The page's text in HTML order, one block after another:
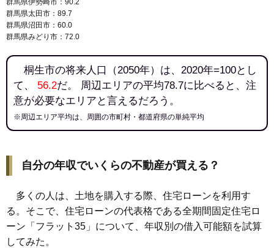
群馬県伊勢崎市：90.2
群馬県太田市：89.7
群馬県沼田市：60.0
群馬県みどり市：72.0
桐生市の将来人口（2050年）は、2020年=100とし
て、 56.2だ。 周辺エリアの平均78.7に比べると、注
意が必要なエリアと言えるだろう。
※周辺エリア平均は、周囲の市町村・都道府県の単純平均
自分の年収でいくらの不動産が買える？
多くの人は、土地を購入する際、住宅ローンを利用す
る。そこで、住宅ローンの代表格である全期間固定住宅ロ
ーン「フラット35」について、年収別の借入可能額を試算
してみた。